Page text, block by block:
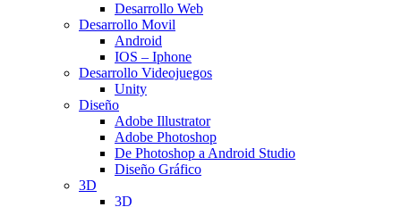
Desarrollo Web
Desarrollo Movil
Android
IOS – Iphone
Desarrollo Videojuegos
Unity
Diseño
Adobe Illustrator
Adobe Photoshop
De Photoshop a Android Studio
Diseño Gráfico
3D
3D